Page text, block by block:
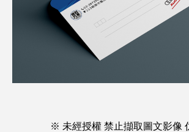
※ 未經授權 禁止擷取圖文影像